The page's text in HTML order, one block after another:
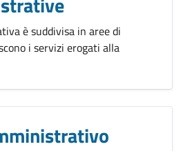
è suddivisa in aree di
i servizi erogati alla